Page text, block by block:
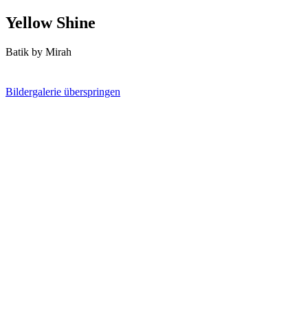
Yellow Shine
Batik by Mirah
Bildergalerie überspringen